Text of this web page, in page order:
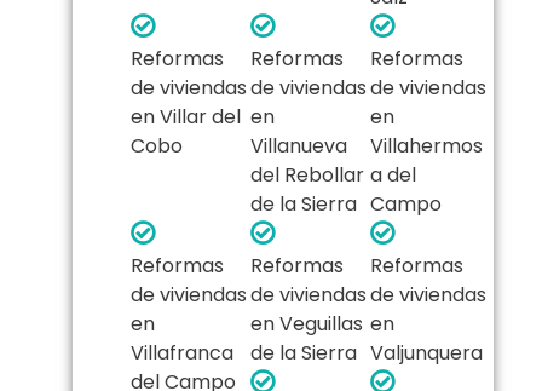
Reformas
de viviendas
en Villar del
Cobo
Reformas
de viviendas
en
Villanueva
del Rebollar
de la Sierra
Reformas
de viviendas
en
Villahermos
a del
Campo
Reformas
de viviendas
en
Villafranca
del Campo
Reformas
de viviendas
en Veguillas
de la Sierra
Reformas
de viviendas
en
Valjunquera